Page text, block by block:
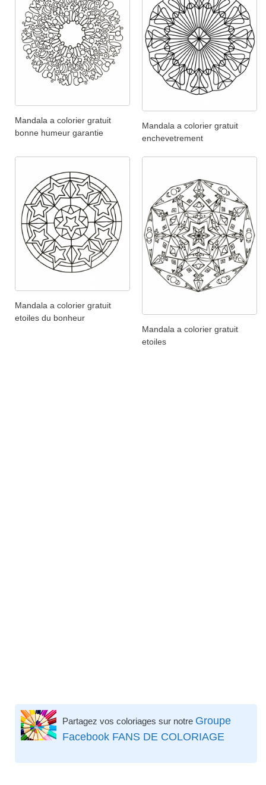
Mandala a colorier gratuit
bonne humeur garantie
Mandala a colorier gratuit
enchevetrement
Mandala a colorier gratuit
etoiles du bonheur
Mandala a colorier gratuit
etoiles
Partagez vos coloriages sur notre Groupe
Facebook FANS DE COLORIAGE